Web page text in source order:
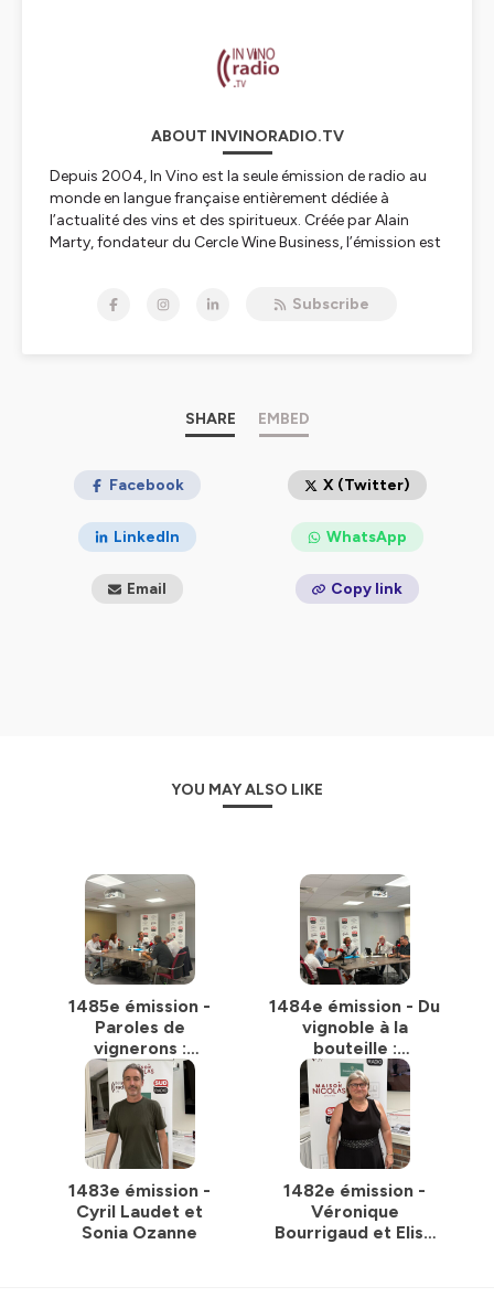
ABOUT INVINORADIO.TV
Depuis 2004, In Vino est la seule émission de radio au
monde en langue française entièrement dédiée à
l’actualité des vins et des spiritueux. Créée par Alain
Marty, fondateur du Cercle Wine Business, l’émission est
Subscribe
SHARE EMBED
Facebook X (Twitter)
LinkedIn WhatsApp
Email Copy link
YOU MAY ALSO LIKE
1485e émission -
Paroles de
vignerons :
construire la filière
vin de demain
1484e émission - Du
vignoble à la
bouteille :
l’aventure du
bouchon en
Pyrénées-
Orientales
1483e émission -
Cyril Laudet et
Sonia Ozanne
1482e émission -
Véronique
Bourrigaud et Elise